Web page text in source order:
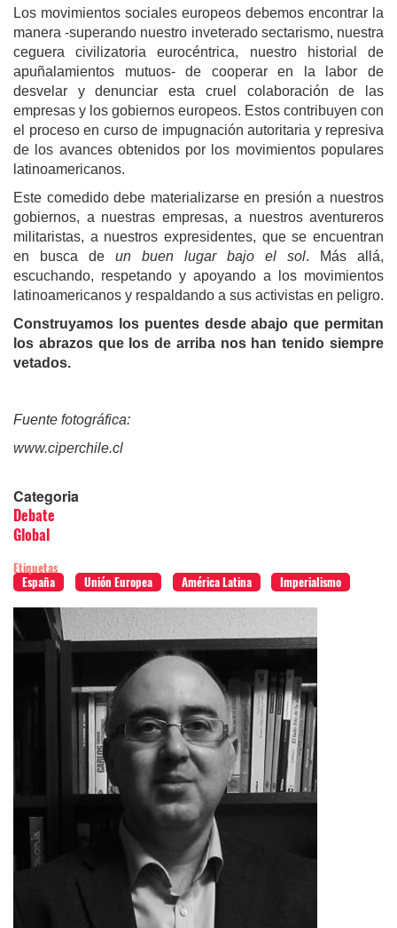
Los movimientos sociales europeos debemos encontrar la
manera -superando nuestro inveterado sectarismo, nuestra
ceguera civilizatoria eurocéntrica, nuestro historial de
apuñalamientos mutuos- de cooperar en la labor de
desvelar y denunciar esta cruel colaboración de las
empresas y los gobiernos europeos. Estos contribuyen con
el proceso en curso de impugnación autoritaria y represiva
de los avances obtenidos por los movimientos populares
latinoamericanos.
Este comedido debe materializarse en presión a nuestros
gobiernos, a nuestras empresas, a nuestros aventureros
militaristas, a nuestros expresidentes, que se encuentran
en busca de un buen lugar bajo el sol. Más allá,
escuchando, respetando y apoyando a los movimientos
latinoamericanos y respaldando a sus activistas en peligro.
Construyamos los puentes desde abajo que permitan
los abrazos que los de arriba nos han tenido siempre
vetados.
Fuente fotográfica:
www.ciperchile.cl
Categoria
Debate
Global
Etiquetas
España
Unión Europea América Latina Imperialismo